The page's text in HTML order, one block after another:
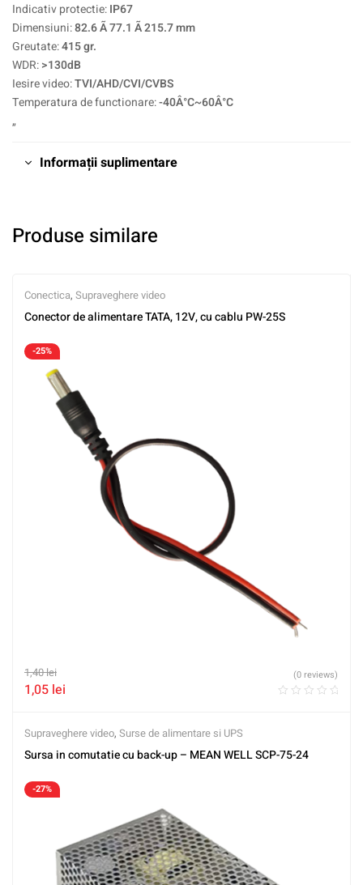
Indicativ protectie:IP67
Dimensiuni:82.6 Ã 77.1 Ã 215.7 mm
Greutate:415 gr.
WDR:>130dB
Iesire video:TVI/AHD/CVI/CVBS
Temperatura de functionare:-40Â°C~60Â°C
„
Informații suplimentare
Produse similare
Conectica, Supraveghere video
Conector de alimentare TATA, 12V, cu cablu PW-25S
-25%
1,40lei
1,05 lei
(0 reviews)
Supraveghere video, Surse de alimentare si UPS
Sursa in comutatie cu back-up – MEAN WELL SCP-75-24
-27%